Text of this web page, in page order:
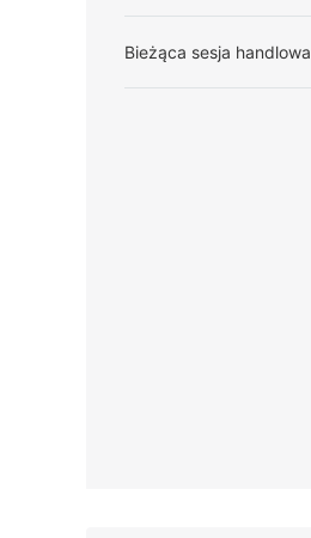
Bieżąca sesja handlowa